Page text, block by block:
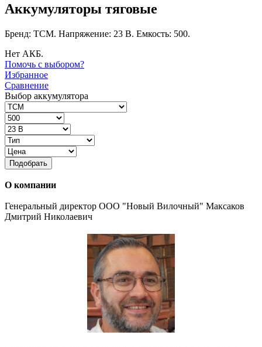
Аккумуляторы тяговые
Бренд: TCM. Напряжение: 23 В. Емкость: 500.
Нет АКБ.
Помочь с выбором?
Избранное
Сравнение
Выбор аккумулятора
Подобрать
О компании
Генеральный директор ООО "Новый Вилочный" Максаков
Дмитрий Николаевич